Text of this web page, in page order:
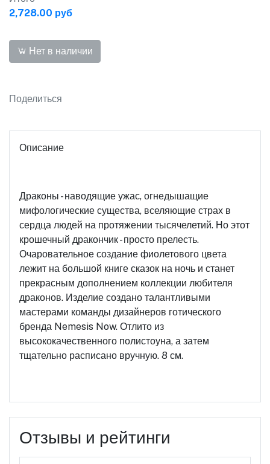
2,728.00 руб
Нет в наличии
Поделиться
Описание
Драконы - наводящие ужас, огнедышащие
мифологические существа, вселяющие страх в
сердца людей на протяжении тысячелетий. Но этот
крошечный дракончик - просто прелесть.
Очаровательное создание фиолетового цвета
лежит на большой книге сказок на ночь и станет
прекрасным дополнением коллекции любителя
драконов. Изделие создано талантливыми
мастерами команды дизайнеров готического
бренда Nemesis Now. Отлито из
высококачественного полистоуна, а затем
тщательно расписано вручную. 8 см.
Отзывы и рейтинги